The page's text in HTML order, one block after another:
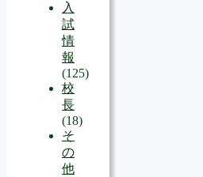
入
試
情
報
(125)
校
長
(18)
そ
の
他